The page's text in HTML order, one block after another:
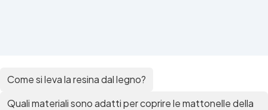
Come si leva la resina dal legno?
Quali materiali sono adatti per coprire le mattonelle della